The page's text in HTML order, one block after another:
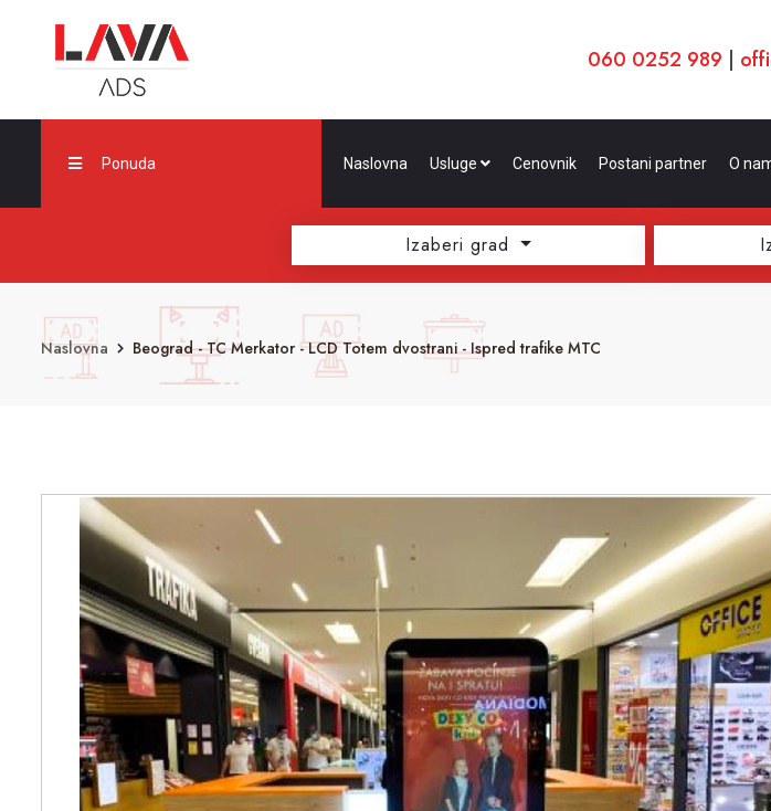
060 0252 989 |
Ponuda Naslovna Usluge Cenovnik Postani partner O
Izaberi grad
Naslovna Beograd - TC Merkator - LCD Totem dvostrani - Ispred trafike MTC